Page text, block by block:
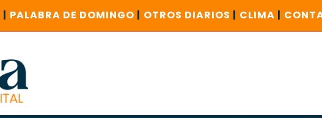
| PALABRA DE DOMINGO | OTROS DIARIOS | CLIMA |